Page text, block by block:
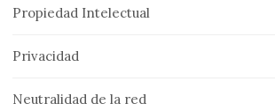
Propiedad Intelectual
Privacidad
Neutralidad de la red